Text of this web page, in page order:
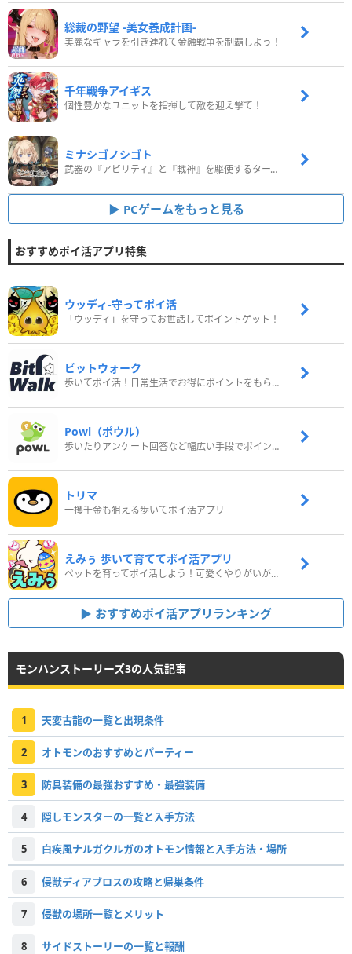
総裁の野望 -美女養成計画-
美麗なキャラを引き連れて金融戦争を制覇しよう！
千年戦争アイギス
個性豊かなユニットを指揮して敵を迎え撃て！
ミナシゴノシゴト
武器の『アビリティ』と『戦神』を駆使するターン制コマンドバトルRPG！
PCゲームをもっと見る
おすすめポイ活アプリ特集
ウッディ‐守ってポイ活
「ウッディ」を守ってお世話してポイントゲット！
ビットウォーク
歩いてポイ活！日常生活でお得にポイントをもらおう
Powl（ポウル）
歩いたりアンケート回答など幅広い手段でポイントをゲット
トリマ
一攫千金も狙える歩いてポイ活アプリ
えみぅ 歩いて育ててポイ活アプリ
ペットを育ってポイ活しよう！可愛くやりがいがある新感覚アプリ
おすすめポイ活アプリランキング
モンハンストーリーズ3の人気記事
1 天変古龍の一覧と出現条件
2 オトモンのおすすめとパーティー
3 防具装備の最強おすすめ・最強装備
4 隠しモンスターの一覧と入手方法
5 白疾風ナルガクルガのオトモン情報と入手方法・場所
6 侵獣ディアブロスの攻略と帰巣条件
7 侵獣の場所一覧とメリット
8 サイドストーリーの一覧と報酬